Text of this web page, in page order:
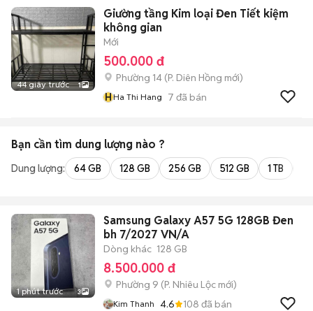
44 giây trước 1
Giường tầng Kim loại Đen Tiết kiệm
không gian
Mới
500.000 đ
Phường 14 (P. Diên Hồng mới)
HHa Thi Hang 7 đã bán
Bạn cần tìm dung lượng nào ?
Dung lượng: 64 GB 128 GB 256 GB 512 GB 1 TB
1 phút trước 3
Samsung Galaxy A57 5G 128GB Đen
bh 7/2027 VN/A
Dòng khác 128 GB
8.500.000 đ
Phường 9 (P. Nhiêu Lộc mới)
Kim Thanh 4.6 108 đã bán